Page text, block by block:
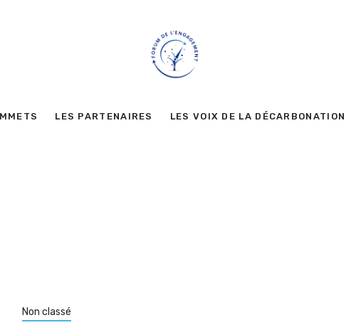
LES PARTENAIRES LES VOIX DE LA DÉCARBONATION
Non classé